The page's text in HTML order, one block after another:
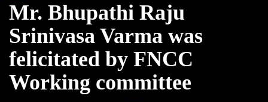
Mr. Bhupathi Raju
Srinivasa Varma was
felicitated by FNCC
Working committee